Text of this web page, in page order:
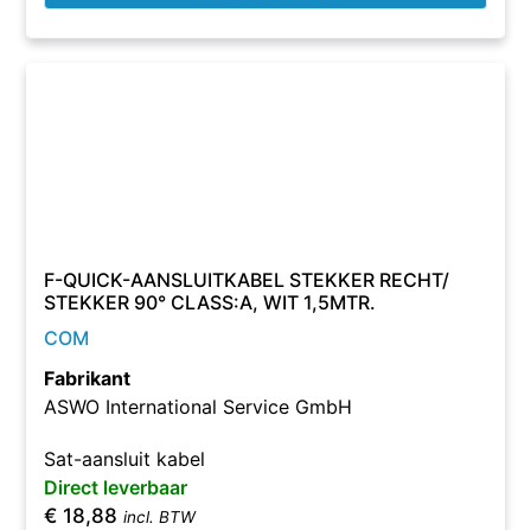
F-QUICK-AANSLUITKABEL STEKKER RECHT/
STEKKER 90° CLASS:A, WIT 1,5MTR.
COM
Fabrikant
ASWO International Service GmbH
Sat-aansluit kabel
Direct leverbaar
€ 18,88 incl. BTW